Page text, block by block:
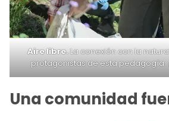
Aire libre.La conexión con la
protagonistas de esta pedagogía.
Una comunidad